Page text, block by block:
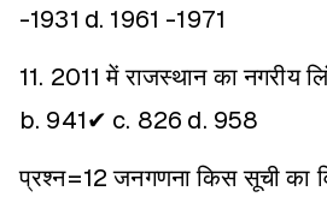
-1931 d. 1961 -1971
11. 2011 में राजस्थान का नगरीय
b. 941✔ c. 826 d. 958
प्रश्न=12 जनगणना किस सूची का